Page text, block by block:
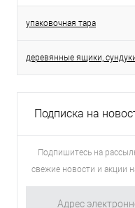
упаковочная тара
деревянные ящики,
Подписка на
Подпишитесь на
свежие новости и акции